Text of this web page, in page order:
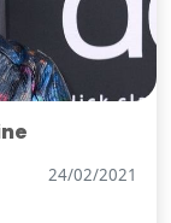
24/02/2021